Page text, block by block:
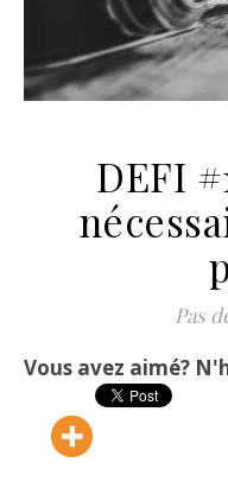
DEFI
Pas
Vous avez aimé?